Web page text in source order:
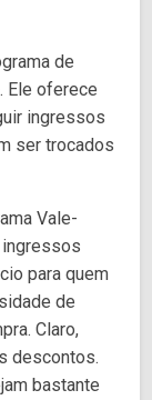
de
Ele oferece
ingressos
ser trocados
Vale-
ingressos
para quem
de
Claro,
descontos.
bastante